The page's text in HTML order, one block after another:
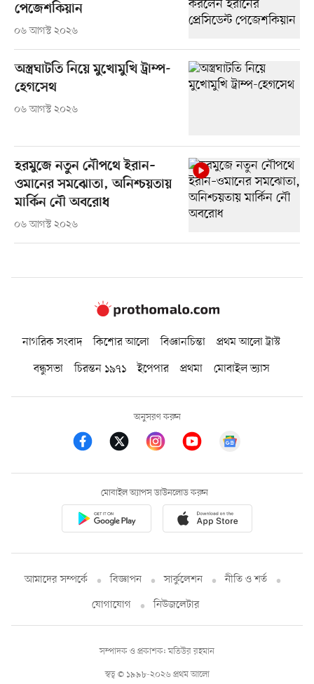
পেজেশকিয়ান
০৬ আগস্ট ২০২৬
অস্ত্রঘাটতি নিয়ে মুখোমুখি ট্রাম্প-
হেগসেথ
০৬ আগস্ট ২০২৬
হরমুজে নতুন নৌপথে ইরান–
ওমানের সমঝোতা, অনিশ্চয়তায়
মার্কিন নৌ অবরোধ
০৬ আগস্ট ২০২৬
নাগরিক সংবাদ কিশোর আলো বিজ্ঞানচিন্তা
প্রথম আলো ট্রাস্ট
বন্ধুসভা
চিরন্তন ১৯৭১ ইপেপার প্রথমা মোবাইল ভ্যাস
অনুসরণ করুন
মোবাইল অ্যাপস ডাউনলোড করুন
আমাদের সম্পর্কে বিজ্ঞাপন সার্কুলেশন
নীতি ও শর্ত
যোগাযোগ
নিউজলেটার
স্বত্ব © ১৯৯৮-২০২৬ প্রথম আলো
সম্পাদক ও প্রকাশক: মতিউর রহমান